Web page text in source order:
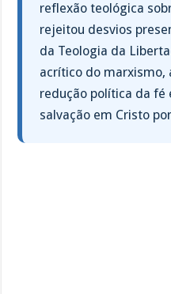
reflexão teológica
rejeitou desvios
da Teologia da
acrítico do marxismo,
redução política da fé
salvação em Cristo